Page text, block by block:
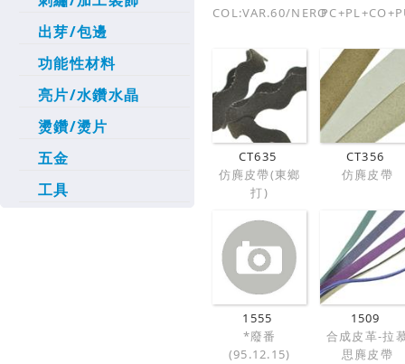
出芽/包邊
功能性材料
亮片/水鑽水晶
燙鑽/燙片
五金
工具
COL:VAR.60/NERO
CT635
仿麂皮帶(東鄉
打)
CT356
仿麂皮帶
1555
*廢番
(95.12.15)
1509
合成皮革-拉
思麂皮帶